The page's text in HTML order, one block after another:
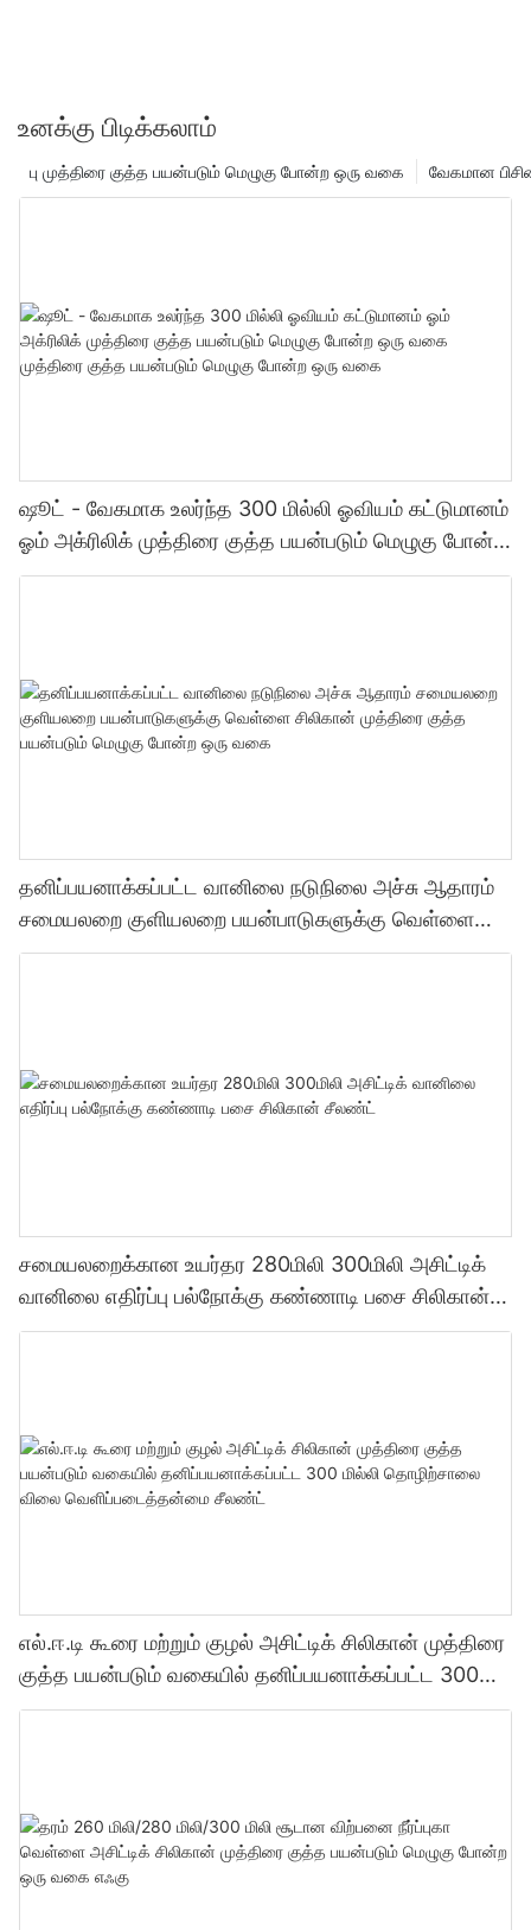
உனக்கு பிடிக்கலாம்
வேகமான
பு முத்திரை குத்த பயன்படும் மெழுகு போன்ற ஒரு வகை
ஷூட் - வேகமாக உலர்ந்த 300 மில்லி ஓவியம் கட்டுமானம்
ஓம் அக்ரிலிக் முத்திரை குத்த பயன்படும் மெழுகு போன்ற
ஒரு வகை முத்திரை குத்த பயன்படும் மெழுகு போன்ற
தனிப்பயனாக்கப்பட்ட வானிலை நடுநிலை அச்சு ஆதாரம்
சமையலறை குளியலறை பயன்பாடுகளுக்கு வெள்ளை
சிலிகான் முத்திரை குத்த பயன்படும் மெழுகு போன்ற ஒரு
சமையலறைக்கான உயர்தர 280மிலி 300மிலி அசிட்டிக்
வானிலை எதிர்ப்பு பல்நோக்கு கண்ணாடி பசை சிலிகான்
சீலண்ட்
எல்.ஈ.டி கூரை மற்றும் குழல் அசிட்டிக் சிலிகான் முத்திரை
குத்த பயன்படும் வகையில் தனிப்பயனாக்கப்பட்ட 300
மில்லி தொழிற்சாலை விலை வெளிப்படைத்தன்மை